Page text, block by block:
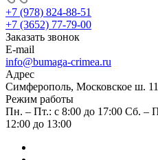
+7 (978) 824-88-51
+7 (3652) 77-79-00
Заказать звонок
E-mail
info@bumaga-crimea.ru
Адрес
Симферополь, Московское ш.
Режим работы
Пн. – Пт.: с 8:00 до 17:00 Сб. –
12:00 до 13:00